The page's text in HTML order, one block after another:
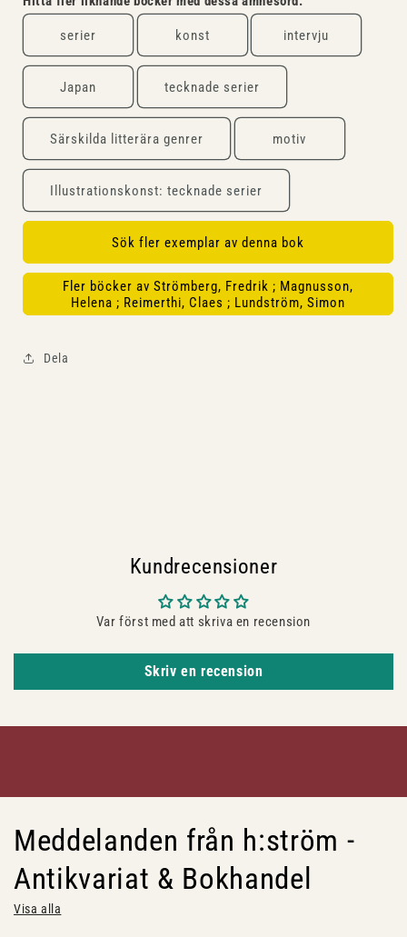
serier konst intervju
Japan tecknade serier
Särskilda litterära genrer motiv
Illustrationskonst: tecknade serier
Sök fler exemplar av denna bok
Fler böcker av Strömberg, Fredrik ; Magnusson,
Helena ; Reimerthi, Claes ; Lundström, Simon
Dela
Kundrecensioner
Var först med att skriva en recension
Skriv en recension
Meddelanden från h:ström -
Antikvariat & Bokhandel
Visa alla